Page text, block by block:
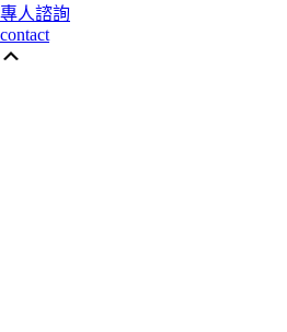
專人諮詢
contact